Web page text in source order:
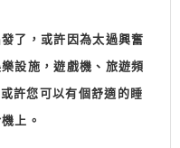
了，或許因為太過興奮
設施，遊戲機、旅遊頻
許您可以有個舒適的睡
上。